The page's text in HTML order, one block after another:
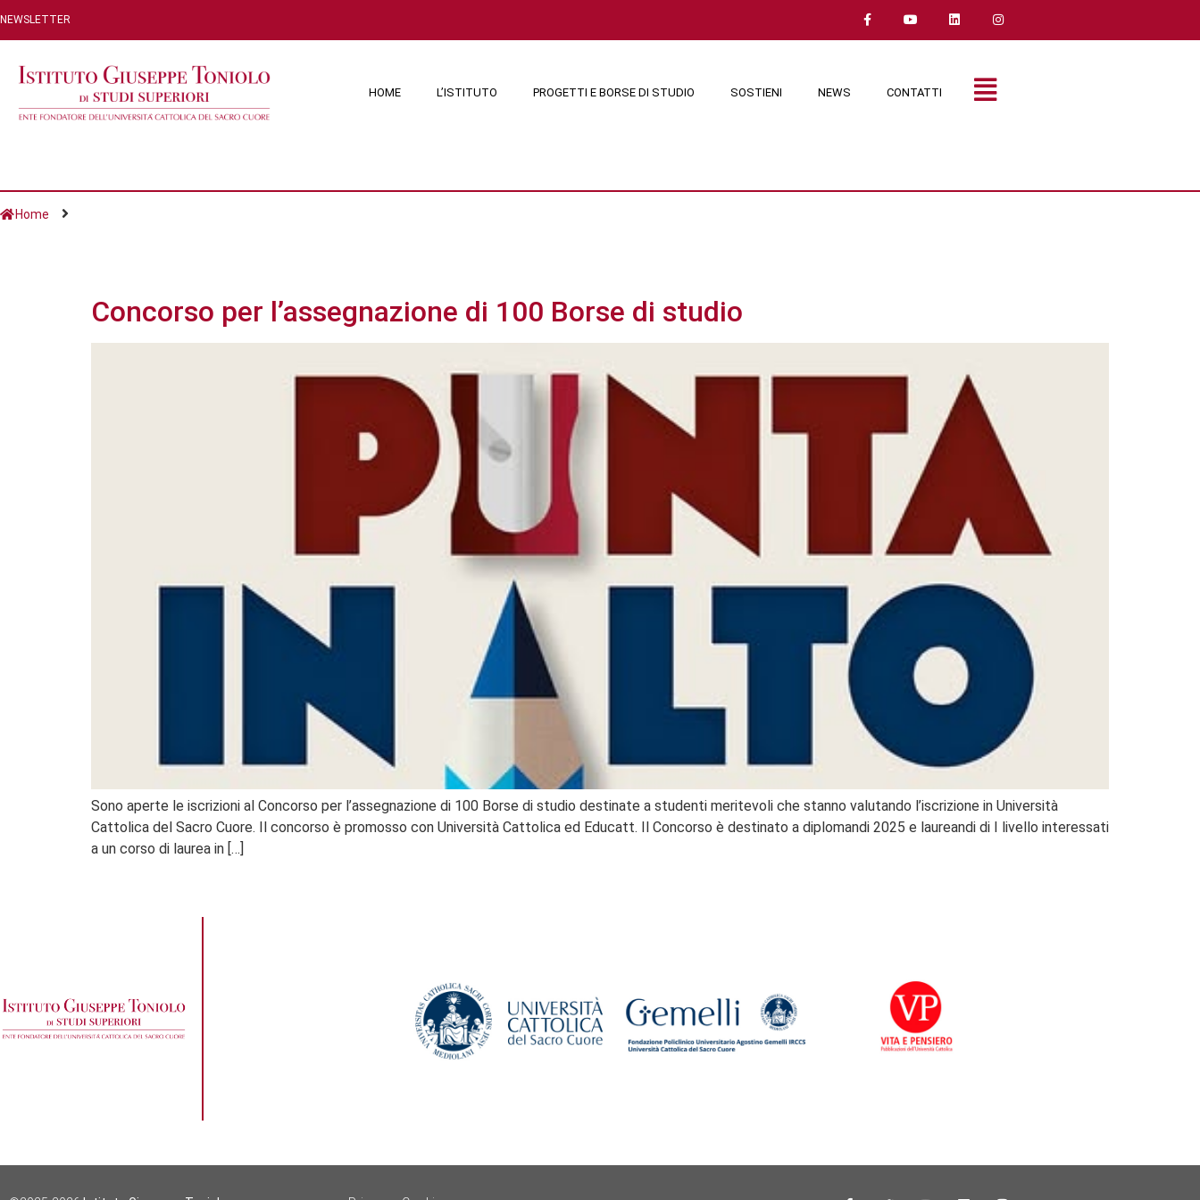
NEWSLETTER
HOME L’ISTITUTO PROGETTI E BORSE DI STUDIO SOSTIENI NEWS CONTATTI
Home
Concorso per l’assegnazione di 100 Borse di studio
Sono aperte le iscrizioni al Concorso per l’assegnazione di 100 Borse di studio destinate a studenti meritevoli che stanno valutando l’iscrizione in Università
Cattolica del Sacro Cuore. Il concorso è promosso con Università Cattolica ed Educatt. Il Concorso è destinato a diplomandi 2025 e laureandi di I livello interessati
a un corso di laurea in […]